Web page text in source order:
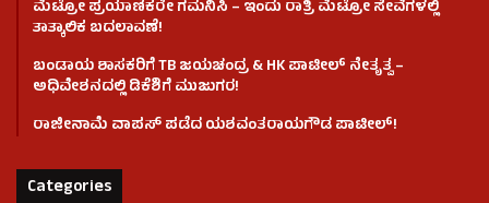
ಮೆಟ್ರೋ ಪ್ರಯಾಣಿಕರೇ ಗಮನಿಸಿ – ಇಂದು ರಾತ್ರಿ ಮೆಟ್ರೋ ಸೇವೆಗಳಲ್ಲಿ
ತಾತ್ಕಾಲಿಕ ಬದಲಾವಣೆ!
ಬಂಡಾಯ ಶಾಸಕರಿಗೆ TB ಜಯಚಂದ್ರ & HK ಪಾಟೀಲ್ ನೇತೃತ್ವ –
ಅಧಿವೇಶನದಲ್ಲಿ ಡಿಕೆಶಿಗೆ ಮುಜುಗರ!
ರಾಜೀನಾಮೆ ವಾಪಸ್ ಪಡೆದ ಯಶವಂತರಾಯಗೌಡ ಪಾಟೀಲ್‌!
Categories